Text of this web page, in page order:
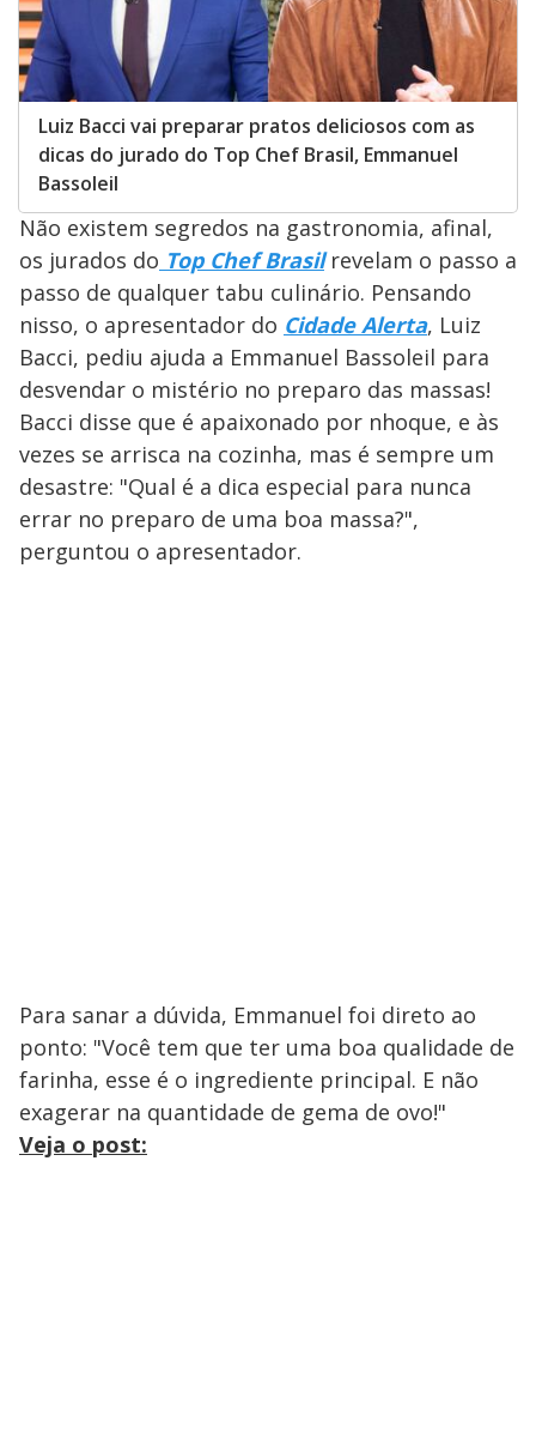
Luiz Bacci vai preparar pratos deliciosos com as
dicas do jurado do Top Chef Brasil, Emmanuel
Bassoleil
Não existem segredos na gastronomia, afinal,
os jurados do Top Chef Brasilrevelam o passo a
passo de qualquer tabu culinário. Pensando
nisso, o apresentador do Cidade Alerta, Luiz
Bacci, pediu ajuda a Emmanuel Bassoleil para
desvendar o mistério no preparo das massas!
Bacci disse que é apaixonado por nhoque, e às
vezes se arrisca na cozinha, mas é sempre um
desastre: "Qual é a dica especial para nunca
errar no preparo de uma boa massa?",
perguntou o apresentador.
Para sanar a dúvida, Emmanuel foi direto ao
ponto: "Você tem que ter uma boa qualidade de
farinha, esse é o ingrediente principal. E não
exagerar na quantidade de gema de ovo!"
Veja o post: